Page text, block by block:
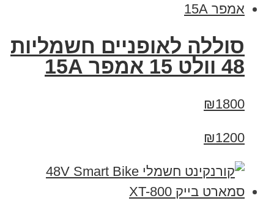
סוללה לאופניים חשמליות
48 וולט 15 אמפר 15A
₪1800
₪1200